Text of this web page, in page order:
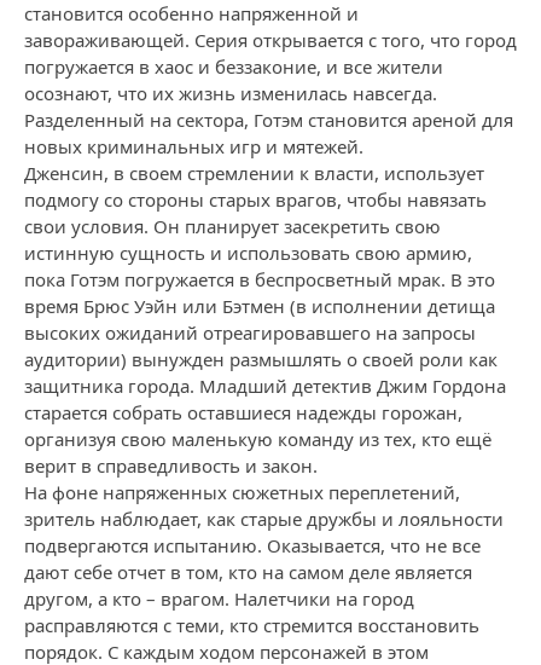
становится особенно напряженной и
завораживающей. Серия открывается с того, что город
погружается в хаос и беззаконие, и все жители
осознают, что их жизнь изменилась навсегда.
Разделенный на сектора, Готэм становится ареной для
новых криминальных игр и мятежей.
Дженсин, в своем стремлении к власти, использует
подмогу со стороны старых врагов, чтобы навязать
свои условия. Он планирует засекретить свою
истинную сущность и использовать свою армию,
пока Готэм погружается в беспросветный мрак. В это
время Брюс Уэйн или Бэтмен (в исполнении детища
высоких ожиданий отреагировавшего на запросы
аудитории) вынужден размышлять о своей роли как
защитника города. Младший детектив Джим Гордона
старается собрать оставшиеся надежды горожан,
организуя свою маленькую команду из тех, кто ещё
верит в справедливость и закон.
На фоне напряженных сюжетных переплетений,
зритель наблюдает, как старые дружбы и лояльности
подвергаются испытанию. Оказывается, что не все
дают себе отчет в том, кто на самом деле является
другом, а кто – врагом. Налетчики на город
расправляются с теми, кто стремится восстановить
порядок. С каждым ходом персонажей в этом